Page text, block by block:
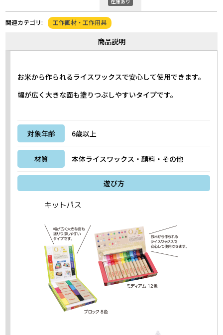
関連カテゴリ: 工作画材・工作用具
商品説明
お米から作られるライスワックスで安心して使用できます。
幅が広く大きな面も塗りつぶしやすいタイプです。
対象年齢 6歳以上
材質 本体ライスワックス・顔料・その他
遊び方